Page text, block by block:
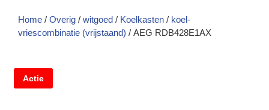
Home / Overig / witgoed / Koelkasten / koel-
vriescombinatie (vrijstaand) / AEG RDB428E1AX
Actie